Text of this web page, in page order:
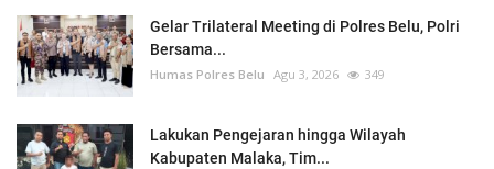
Gelar Trilateral Meeting di Polres Belu, Polri
Bersama...
Humas Polres Belu Agu 3, 2026 349
Lakukan Pengejaran hingga Wilayah
Kabupaten Malaka, Tim...